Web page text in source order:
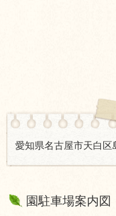
愛知県名古屋市天白区
園駐車場案内図